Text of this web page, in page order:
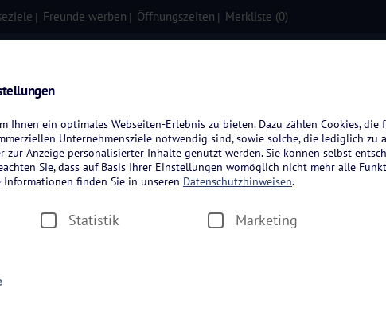
Freunde werben Öffnungszeiten Merkliste (0)
Ihnen ein optimales Webseiten-Erlebnis zu bieten. Dazu zählen Cookies,
Unternehmensziele notwendig sind, sowie solche, die lediglich zu
zur Anzeige personalisierter Inhalte genutzt werden. Sie können selbst
Sie, dass auf Basis Ihrer Einstellungen womöglich nicht mehr alle
Informationen finden Sie in unseren Datenschutzhinweisen.
Statistik Marketing